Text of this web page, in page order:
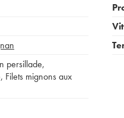
persillade,
, Filets mignons aux